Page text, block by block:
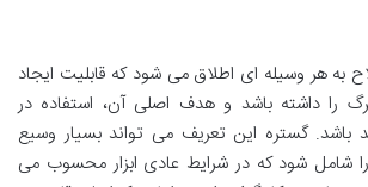
به هر وسیله ای اطلاق می شود که قابلیت ایجاد
را داشته باشد و هدف اصلی آن، استفاده در
باشد. گستره این تعریف می تواند بسیار وسیع
شامل شود که در شرایط عادی ابزار محسوب می